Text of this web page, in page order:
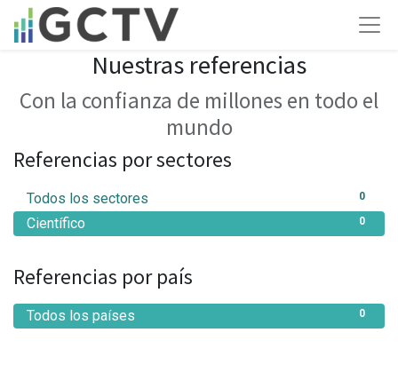
Nuestras referencias
Con la confianza de millones en todo el
mundo
Referencias por sectores
0
Todos los sectores
0
Científico
Referencias por país
0
Todos los países